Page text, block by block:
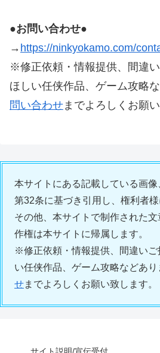
●お問い合わせ●
→ https://ninkyokamo.com/
※修正依頼・情報提供、間違
ほしい任侠作品、ゲーム攻略
問い合わせ までよろしくお願
本サイトにある記載している画
第32条に基づき引用し、権利者様
その他、本サイトで制作された
作権は本サイトに帰属します。
※修正依頼・情報提供、間違いご
い任侠作品、ゲーム攻略などあ
せまでよろしくお願い致します。
サイト説明/宣伝受付